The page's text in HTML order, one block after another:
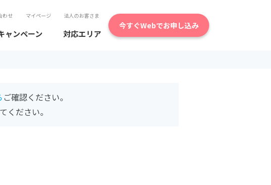
わせ マイページ 法人のお客さま
ャンペーン 対応エリア
今すぐWebでお申し込み
ご確認ください。
ください。